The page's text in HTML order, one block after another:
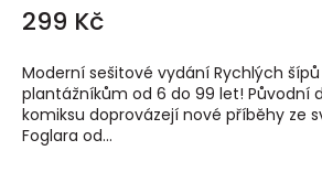
299 Kč
Moderní sešitové vydání Rychlých
plantážníkům od 6 do 99 let! Původní
komiksu doprovázejí nové příběhy ze
Foglara od...